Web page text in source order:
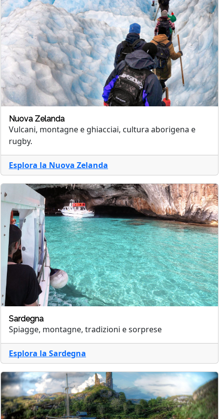
Nuova Zelanda
Vulcani, montagne e ghiacciai, cultura aborigena e
rugby.
Esplora la Nuova Zelanda
Sardegna
Spiagge, montagne, tradizioni e sorprese
Esplora la Sardegna